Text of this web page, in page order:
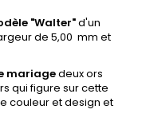
"Walter"d'un
de 5,00 mm et
mariagedeux ors
qui figure sur cette
couleur et design et